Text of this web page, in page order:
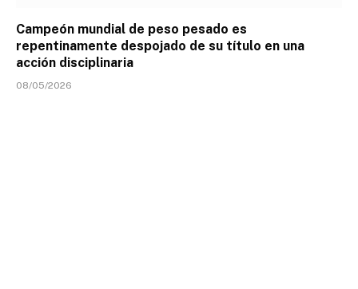
Campeón mundial de peso pesado es
repentinamente despojado de su título en una
acción disciplinaria
08/05/2026